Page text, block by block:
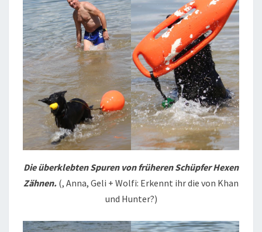
Die überklebten Spuren von früheren Schüpfer Hexen
Zähnen. (, Anna, Geli + Wolfi: Erkennt ihr die von Khan
und Hunter?)